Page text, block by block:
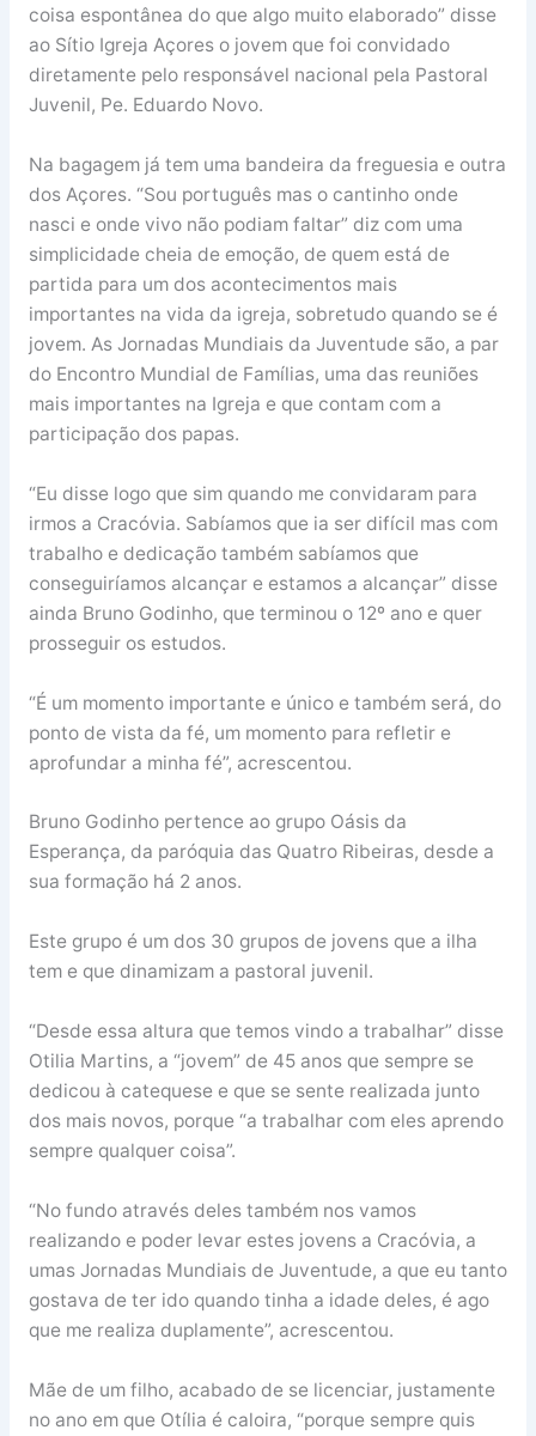
coisa espontânea do que algo muito elaborado” disse
ao Sítio Igreja Açores o jovem que foi convidado
diretamente pelo responsável nacional pela Pastoral
Juvenil, Pe. Eduardo Novo.
Na bagagem já tem uma bandeira da freguesia e outra
dos Açores. “Sou português mas o cantinho onde
nasci e onde vivo não podiam faltar” diz com uma
simplicidade cheia de emoção, de quem está de
partida para um dos acontecimentos mais
importantes na vida da igreja, sobretudo quando se é
jovem. As Jornadas Mundiais da Juventude são, a par
do Encontro Mundial de Famílias, uma das reuniões
mais importantes na Igreja e que contam com a
participação dos papas.
“Eu disse logo que sim quando me convidaram para
irmos a Cracóvia. Sabíamos que ia ser difícil mas com
trabalho e dedicação também sabíamos que
conseguiríamos alcançar e estamos a alcançar” disse
ainda Bruno Godinho, que terminou o 12º ano e quer
prosseguir os estudos.
“É um momento importante e único e também será, do
ponto de vista da fé, um momento para refletir e
aprofundar a minha fé”, acrescentou.
Bruno Godinho pertence ao grupo Oásis da
Esperança, da paróquia das Quatro Ribeiras, desde a
sua formação há 2 anos.
Este grupo é um dos 30 grupos de jovens que a ilha
tem e que dinamizam a pastoral juvenil.
“Desde essa altura que temos vindo a trabalhar” disse
Otilia Martins, a “jovem” de 45 anos que sempre se
dedicou à catequese e que se sente realizada junto
dos mais novos, porque “a trabalhar com eles aprendo
sempre qualquer coisa”.
“No fundo através deles também nos vamos
realizando e poder levar estes jovens a Cracóvia, a
umas Jornadas Mundiais de Juventude, a que eu tanto
gostava de ter ido quando tinha a idade deles, é ago
que me realiza duplamente”, acrescentou.
Mãe de um filho, acabado de se licenciar, justamente
no ano em que Otília é caloira, “porque sempre quis